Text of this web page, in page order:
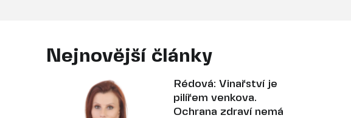
Nejnovější články
Rédová: Vinařství je
pilířem venkova.
Ochrana zdraví nemá